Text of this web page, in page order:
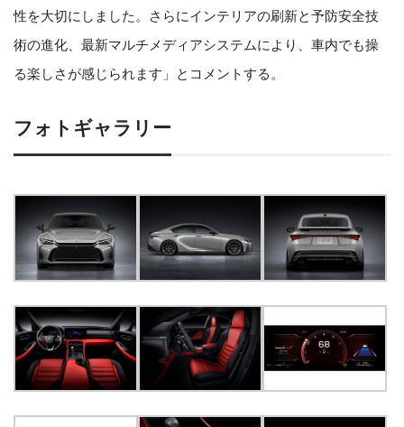
性を大切にしました。さらにインテリアの刷新と予防安全技
術の進化、最新マルチメディアシステムにより、車内でも操
る楽しさが感じられます」とコメントする。
フォトギャラリー